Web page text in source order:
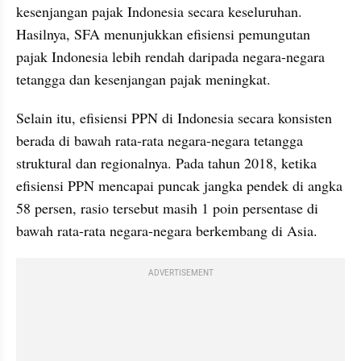
kesenjangan pajak Indonesia secara keseluruhan.
Hasilnya, SFA menunjukkan efisiensi pemungutan
pajak Indonesia lebih rendah daripada negara-negara
tetangga dan kesenjangan pajak meningkat.
Selain itu, efisiensi PPN di Indonesia secara konsisten
berada di bawah rata-rata negara-negara tetangga
struktural dan regionalnya. Pada tahun 2018, ketika
efisiensi PPN mencapai puncak jangka pendek di angka
58 persen, rasio tersebut masih 1 poin persentase di
bawah rata-rata negara-negara berkembang di Asia.
ADVERTISEMENT